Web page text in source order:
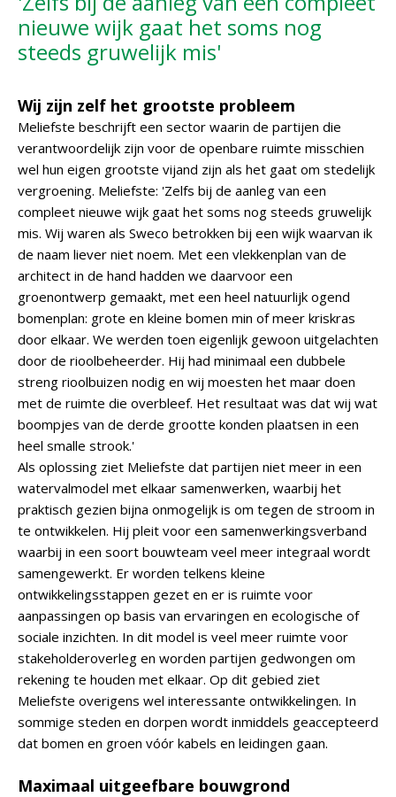
nieuwe wijk gaat het soms nog
steeds gruwelijk mis'
Wij zijn zelf het grootste probleem
Meliefste beschrijft een sector waarin de partijen die
verantwoordelijk zijn voor de openbare ruimte misschien
wel hun eigen grootste vijand zijn als het gaat om stedelijk
vergroening. Meliefste: 'Zelfs bij de aanleg van een
compleet nieuwe wijk gaat het soms nog steeds gruwelijk
mis. Wij waren als Sweco betrokken bij een wijk waarvan ik
de naam liever niet noem. Met een vlekkenplan van de
architect in de hand hadden we daarvoor een
groenontwerp gemaakt, met een heel natuurlijk ogend
bomenplan: grote en kleine bomen min of meer kriskras
door elkaar. We werden toen eigenlijk gewoon uitgelachten
door de rioolbeheerder. Hij had minimaal een dubbele
streng rioolbuizen nodig en wij moesten het maar doen
met de ruimte die overbleef. Het resultaat was dat wij wat
boompjes van de derde grootte konden plaatsen in een
heel smalle strook.'
Als oplossing ziet Meliefste dat partijen niet meer in een
watervalmodel met elkaar samenwerken, waarbij het
praktisch gezien bijna onmogelijk is om tegen de stroom in
te ontwikkelen. Hij pleit voor een samenwerkingsverband
waarbij in een soort bouwteam veel meer integraal wordt
samengewerkt. Er worden telkens kleine
ontwikkelingsstappen gezet en er is ruimte voor
aanpassingen op basis van ervaringen en ecologische of
sociale inzichten. In dit model is veel meer ruimte voor
stakeholderoverleg en worden partijen gedwongen om
rekening te houden met elkaar. Op dit gebied ziet
Meliefste overigens wel interessante ontwikkelingen. In
sommige steden en dorpen wordt inmiddels geaccepteerd
dat bomen en groen vóór kabels en leidingen gaan.
Maximaal uitgeefbare bouwgrond